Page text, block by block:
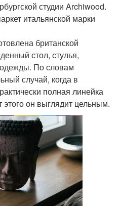
студии Archiwood.
итальянской марки
британской
стол, стулья,
По словам
случай, когда в
полная линейка
этого он выглядит цельным.